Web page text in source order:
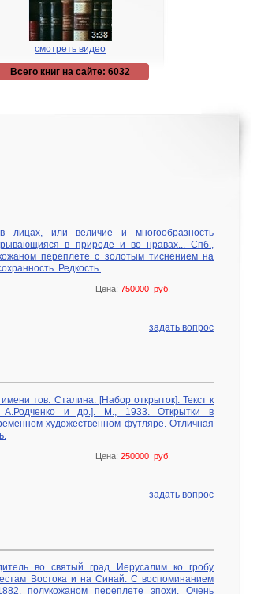
смотреть видео
Всего книг на сайте: 6032
или величие и многообразность
в природе и во нравах... Спб.,
переплете с золотым тиснением на
Редкость.
Цена: 750000 руб.
задать вопрос
тов. Сталина. [Набор открыток]. Текст к
А.Родченко и др.]. М., 1933. Открытки в
художественном футляре. Отличная
Цена: 250000 руб.
задать вопрос
во святый град Иерусалим ко гробу
Востока и на Синай. С воспоминанием
полукожаном переплете эпохи. Очень